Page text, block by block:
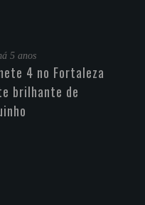
5 anos
4 no Fortaleza
brilhante de